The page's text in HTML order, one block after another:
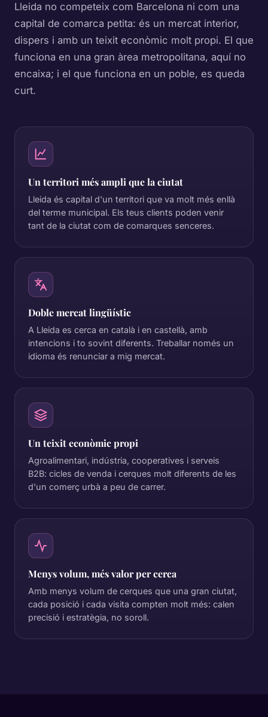
Lleida no competeix com Barcelona ni com una
capital de comarca petita: és un mercat interior,
dispers i amb un teixit econòmic molt propi. El que
funciona en una gran àrea metropolitana, aquí no
encaixa; i el que funciona en un poble, es queda
curt.
Un territori més ampli que la ciutat
Lleida és capital d'un territori que va molt més enllà
del terme municipal. Els teus clients poden venir
tant de la ciutat com de comarques senceres.
Doble mercat lingüístic
A Lleida es cerca en català i en castellà, amb
intencions i to sovint diferents. Treballar només un
idioma és renunciar a mig mercat.
Un teixit econòmic propi
Agroalimentari, indústria, cooperatives i serveis
B2B: cicles de venda i cerques molt diferents de les
d'un comerç urbà a peu de carrer.
Menys volum, més valor per cerca
Amb menys volum de cerques que una gran ciutat,
cada posició i cada visita compten molt més: calen
precisió i estratègia, no soroll.